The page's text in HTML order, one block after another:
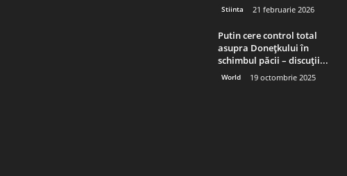
Stiinta 21 februarie 2026
Putin cere control total
asupra Donețkului în
schimbul păcii – discuții...
World 19 octombrie 2025